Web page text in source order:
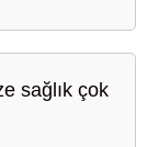
sağlık çok